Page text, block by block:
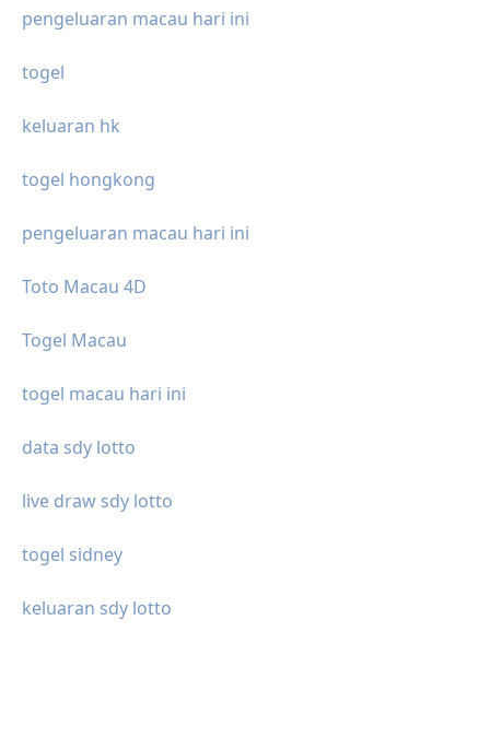
pengeluaran macau hari ini
togel
keluaran hk
togel hongkong
pengeluaran macau hari ini
Toto Macau 4D
Togel Macau
togel macau hari ini
data sdy lotto
live draw sdy lotto
togel sidney
keluaran sdy lotto